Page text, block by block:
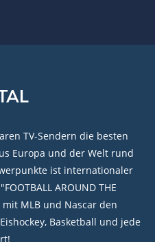
TV-Sendern die besten
Europa und der Welt rund
ist internationaler
AROUND THE
MLB und Nascar den
Basketball und jede